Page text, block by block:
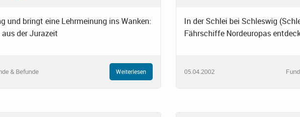
und bringt eine Lehrmeinung ins Wanken:
der Jurazeit
& Befunde Weiterlesen
In der Schlei bei Schleswig
Fährschiffe Nordeuropas
05.04.2002